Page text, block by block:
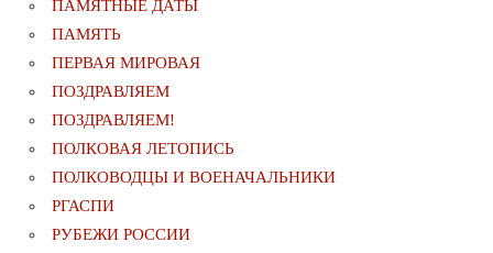
ПАМЯТНЫЕ ДАТЫ
ПАМЯТЬ
ПЕРВАЯ МИРОВАЯ
ПОЗДРАВЛЯЕМ
ПОЗДРАВЛЯЕМ!
ПОЛКОВАЯ ЛЕТОПИСЬ
ПОЛКОВОДЦЫ И ВОЕНАЧАЛЬНИКИ
РГАСПИ
РУБЕЖИ РОССИИ